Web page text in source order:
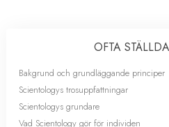
OFTA
Bakgrund och grundläggande principer
Scientologys trosuppfattningar
Scientologys grundare
Vad Scientology gör för individen